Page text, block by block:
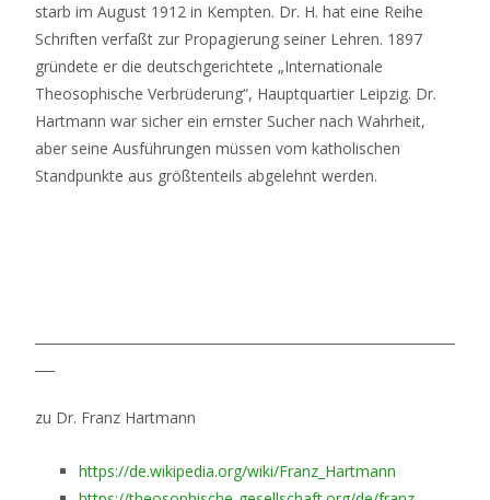
starb im August 1912 in Kempten. Dr. H. hat eine Reihe
Schriften verfaßt zur Propagierung seiner Lehren. 1897
gründete er die deutschgerichtete „Internationale
Theosophische Verbrüderung“, Hauptquartier Leipzig. Dr.
Hartmann war sicher ein ernster Sucher nach Wahrheit,
aber seine Ausführungen müssen vom katholischen
Standpunkte aus größtenteils abgelehnt werden.
zu Dr. Franz Hartmann
https://de.wikipedia.org/wiki/Franz_Hartmann